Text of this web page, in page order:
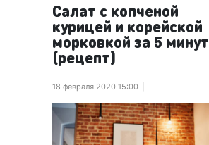
Салат с копченой
курицей и корейской
морковкой за 5 минут
(рецепт)
18 февраля 2020 15:00